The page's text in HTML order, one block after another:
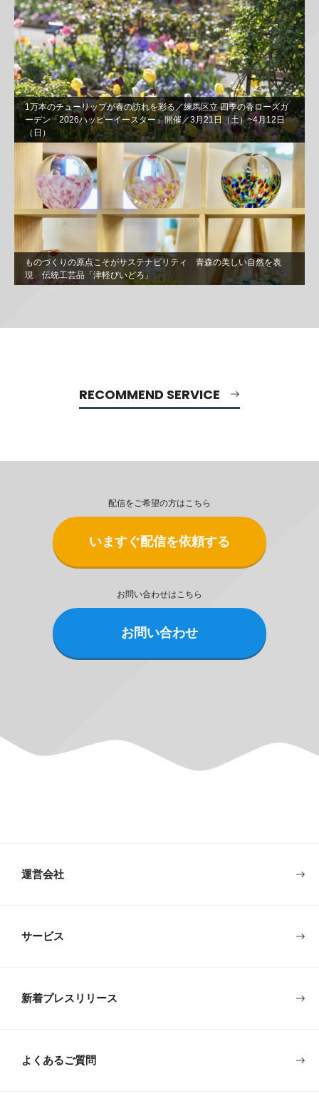
1万本のチューリップが春の訪れを彩る／練馬区立 四季の香ローズガ
ーデン「2026ハッピーイースター」開催／3月21日（土）~4月12日
（日）
ものづくりの原点こそがサステナビリティ 青森の美しい自然を表
現 伝統工芸品「津軽びいどろ」
RECOMMEND SERVICE
配信をご希望の方はこちら
いますぐ配信を依頼する
お問い合わせはこちら
お問い合わせ
運営会社
サービス
新着プレスリリース
よくあるご質問